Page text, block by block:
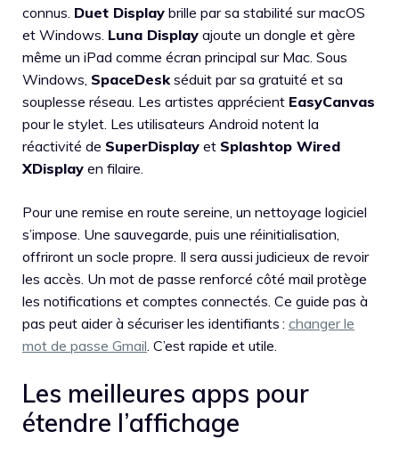
connus. Duet Display brille par sa stabilité sur macOS
et Windows. Luna Display ajoute un dongle et gère
même un iPad comme écran principal sur Mac. Sous
Windows, SpaceDeskséduit par sa gratuité et sa
souplesse réseau. Les artistes apprécient EasyCanvas
pour le stylet. Les utilisateurs Android notent la
réactivité de SuperDisplay et Splashtop Wired
XDisplay en filaire.
Pour une remise en route sereine, un nettoyage logiciel
s’impose. Une sauvegarde, puis une réinitialisation,
offriront un socle propre. Il sera aussi judicieux de revoir
les accès. Un mot de passe renforcé côté mail protège
les notifications et comptes connectés. Ce guide pas à
pas peut aider à sécuriser les identifiants : changer le
mot de passe Gmail. C’est rapide et utile.
Les meilleures apps pour
étendre l’affichage